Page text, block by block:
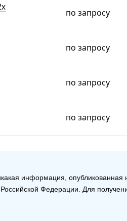
по запросу
по запросу
по запросу
по запросу
информация, опубликованная
Федерации. Для